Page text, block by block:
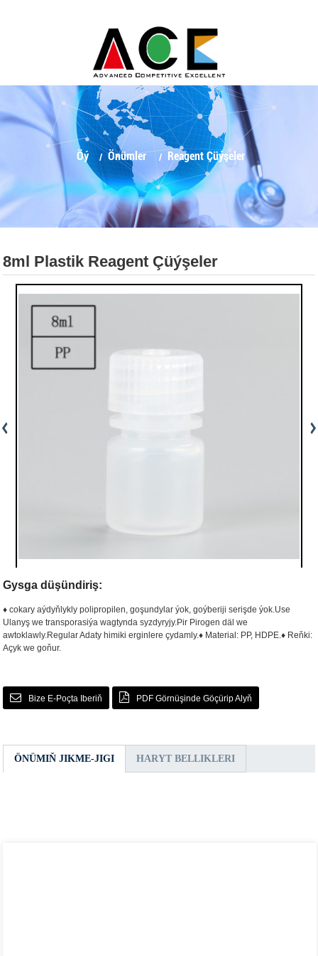
Öý Önümler Reagent Çüýşeler
8ml Plastik Reagent Çüýşeler
Gysga düşündiriş:
♦ cokary aýdyňlykly polipropilen, goşundylar ýok, goýberiji serişde ýok.Use
Ulanyş we transporasiýa wagtynda syzdyryjy.Pir Pirogen däl we
awtoklawly.Regular Adaty himiki erginlere çydamly.♦ Material: PP, HDPE.♦ Reňki:
Açyk we goňur.
Bize E-Poçta Iberiň PDF Görnüşinde Göçürip Alyň
ÖNÜMIŇ JIKME-JIGI HARYT BELLIKLERI